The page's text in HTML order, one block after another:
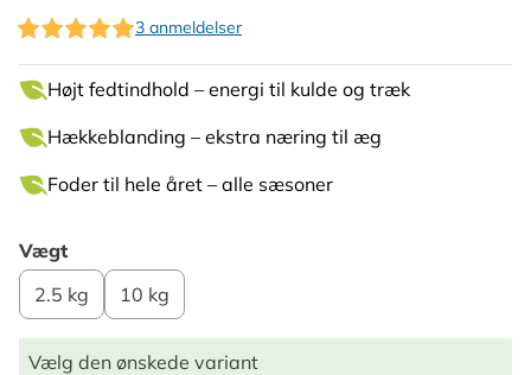
3 anmeldelser
Højt fedtindhold – energi til kulde og træk
Hækkeblanding – ekstra næring til æg
Foder til hele året – alle sæsoner
Vægt
2.5 kg
10 kg
Vælg den ønskede variant